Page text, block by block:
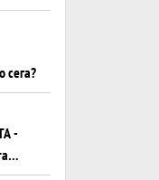
сега?
-